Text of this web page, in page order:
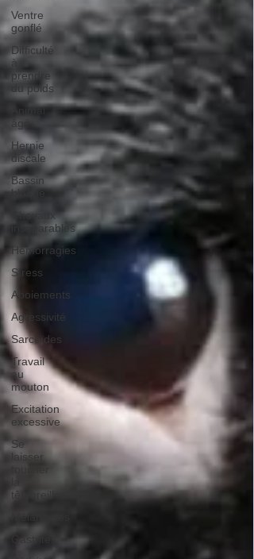
Ventre
gonflé
Difficulté
à
prendre
du poids
Animal
Hernie
discale
Bassin
bloqué
Chevaux
inséparables
Hémorragies
Stress
Aboiements
Agressivité
Sarcoïdes
Travail
au
mouton
Excitation
excessive
Se
laisser
têteoreilles/
Mélanomes